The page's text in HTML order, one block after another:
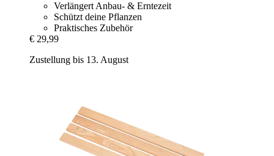
Verlängert Anbau- & Erntezeit
Schützt deine Pflanzen
Praktisches Zubehör
€ 29,99
Zustellung bis 13. August